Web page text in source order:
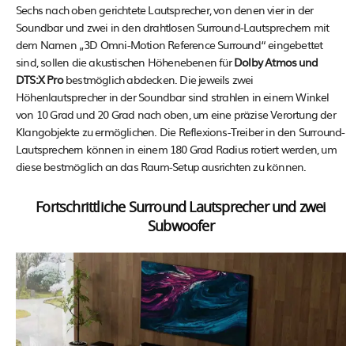
Sechs nach oben gerichtete Lautsprecher, von denen vier in der
Soundbar und zwei in den drahtlosen Surround-Lautsprechern mit
dem Namen „3D Omni-Motion Reference Surround“ eingebettet
sind, sollen die akustischen Höhenebenen fürDolby Atmos und
DTS:X Probestmöglich abdecken. Die jeweils zwei
Höhenlautsprecher in der Soundbar sind strahlen in einem Winkel
von 10 Grad und 20 Grad nach oben, um eine präzise Verortung der
Klangobjekte zu ermöglichen. Die Reflexions-Treiber in den Surround-
Lautsprechern können in einem 180 Grad Radius rotiert werden, um
diese bestmöglich an das Raum-Setup ausrichten zu können.
Fortschrittliche Surround Lautsprecher und zwei
Subwoofer